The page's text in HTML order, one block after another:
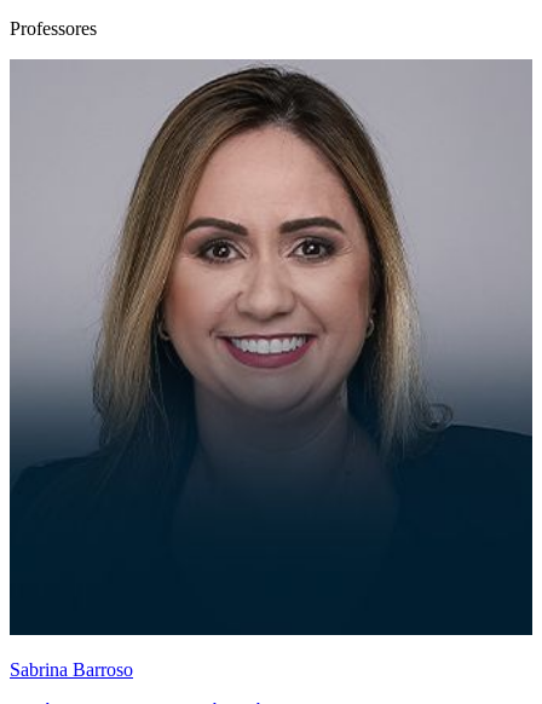
Professores
Sabrina Barroso